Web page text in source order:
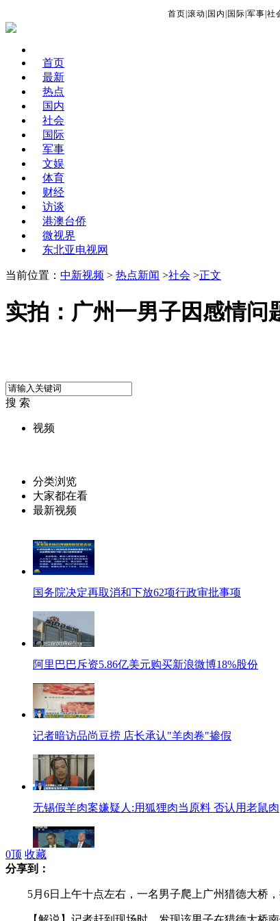
首页 滚动 国内 国际 军事 社
首页
最新
热点
国内
社会
国际
军事
文娱
体育
财经
访谈
港澳台侨
微视界
东北亚电视网
当前位置： 中新视频 > 热点新闻 >社会 >正文
实拍：广州一男子因感情问
搜 索
视频
分类浏览
大家都在看
最新视频
国务院决定再取消和下放62项行政审批事项
阿里巴巴斥资5.86亿美元购买新浪微博18%股份
记者暗访品尚豆捞 店长承认"羊肉卷"掺假
无锡假羊肉案嫌疑人:用狐狸肉当原料 否认用老鼠肉
0顶 收藏
分享到：
5月6日上午十点左右，一名男子爬上广州猎德大桥，